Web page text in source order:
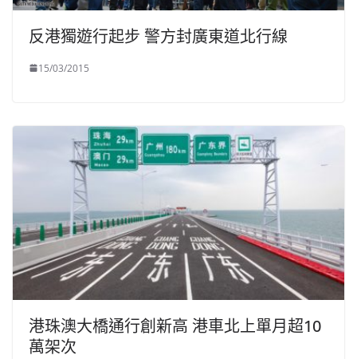
反港獨遊行起步 警方封廣東道北行線
15/03/2015
港珠澳大橋通行創新高 港車北上單月超10
萬架次